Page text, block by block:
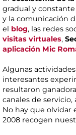
gradual y
y la comunicación
el blog, las redes
visitas virtuales,
aplicación Mic
Algunas
interesantes
resultaron
canales de
No hay que olvidar
2008 recogen